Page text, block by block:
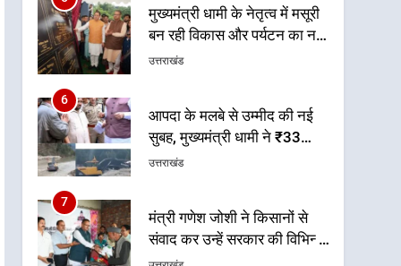
मुख्यमंत्री धामी के नेतृत्व में मसूरी
बन रही विकास और पर्यटन का नया
केंद्र
उत्तराखंड
6
आपदा के मलबे से उम्मीद की नई
सुबह, मुख्यमंत्री धामी ने ₹33
करोड़ के विकास और राहत कार्यों
उत्तराखंड
7
मंत्री गणेश जोशी ने किसानों से
संवाद कर उन्हें सरकार की विभिन्न
कृषि एवं बागवानी योजनाओं का